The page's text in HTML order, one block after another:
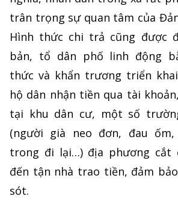
trân trọng sự quan tâm của
Hình thức chi trả cũng được
bản, tổ dân phố linh động
thức và khẩn trương triển
hộ dân nhận tiền qua tài
tại khu dân cư, một số
(người già neo đơn, đau
trong đi lại…) địa phương cắt
đến tận nhà trao tiền, đảm
sót.